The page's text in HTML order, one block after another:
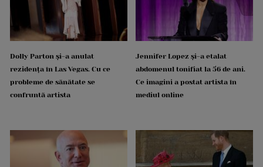
Dolly Parton și-a anulat
rezidența în Las Vegas. Cu ce
probleme de sănătate se
confruntă artista
Jennifer Lopez și-a etalat
abdomenul tonifiat la 56 de ani.
Ce imagini a postat artista în
mediul online